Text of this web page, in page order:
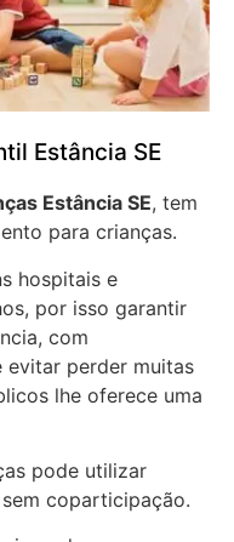
Estância SE
Estância SE, tem
para crianças.
hospitais e
por isso garantir
com
evitar perder muitas
lhe oferece uma
pode utilizar
coparticipação.